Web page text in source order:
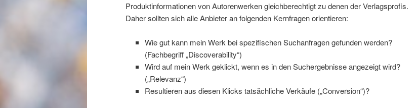
Produktinformationen von Autorenwerken gleichberechtigt zu denen der Verlagsprofis.
Daher sollten sich alle Anbieter an folgenden Kernfragen orientieren:
Wie gut kann mein Werk bei spezifischen Suchanfragen gefunden werden?
(Fachbegriff „Discoverability“)
Wird auf mein Werk geklickt, wenn es in den Suchergebnisse angezeigt wird?
(„Relevanz“)
Resultieren aus diesen Klicks tatsächliche Verkäufe („Conversion“)?